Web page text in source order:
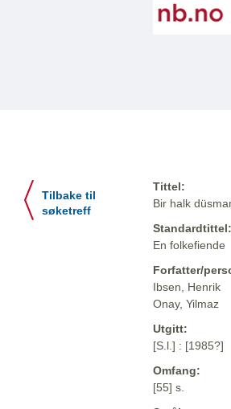
Tilbake til
søketreff
Tittel:
Bir halk
Standardtittel:
En folkefiende
Forfatter/
Ibsen, Henrik
Onay, Yilmaz
Utgitt:
[S.l.] : [1985?]
Omfang:
[55] s.